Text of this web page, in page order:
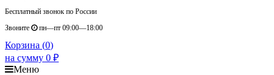
Бесплатный звонок по России
Звоните
пн—пт 09:00—18:00
Корзина (0)
на сумму 0 ₽
Меню